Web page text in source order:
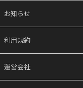
お知らせ
利用規約
運営会社